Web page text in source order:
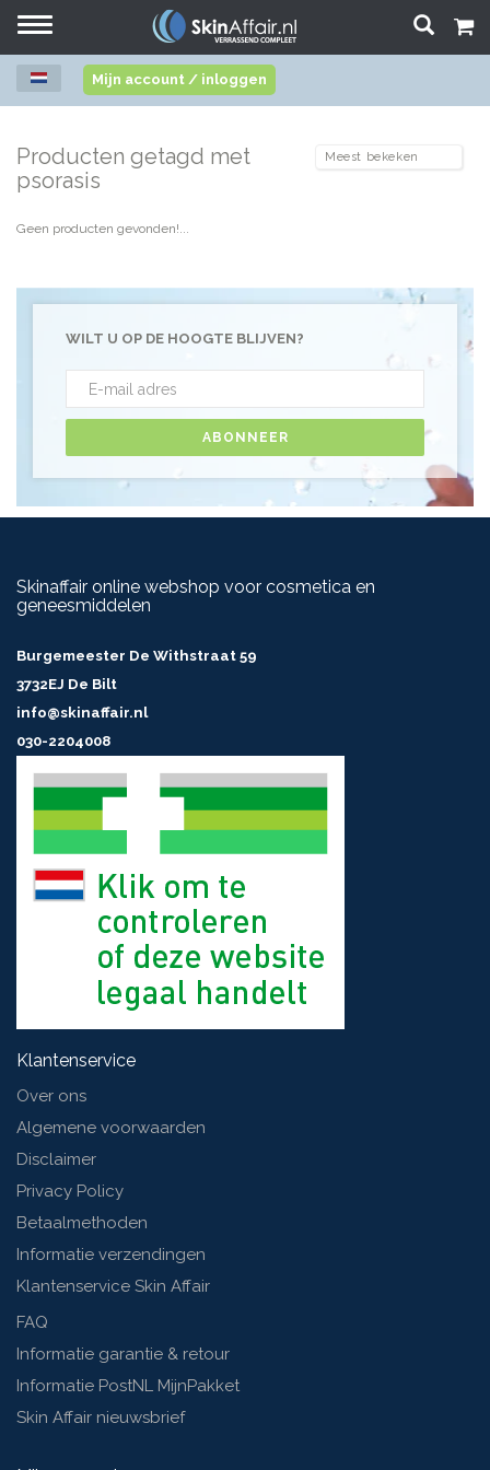
Toggle
Mijn account / inloggen
Producten getagd met
psorasis
Geen producten gevonden!...
WILT U OP DE HOOGTE BLIJVEN?
ABONNEER
Skinaffair online webshop voor cosmetica en
geneesmiddelen
Burgemeester De Withstraat 59
3732EJ De Bilt
info@skinaffair.nl
030-2204008
Klantenservice
Over ons
Algemene voorwaarden
Disclaimer
Privacy Policy
Betaalmethoden
Informatie verzendingen
Klantenservice Skin Affair
FAQ
Informatie garantie & retour
Informatie PostNL MijnPakket
Skin Affair nieuwsbrief